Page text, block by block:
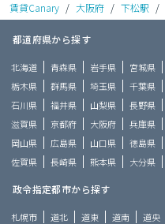
賃貸Canary / 大阪府 / 下松駅 /
都道府県から探す
北海道 青森県 岩手県 宮城県
栃木県
群馬県 埼玉県 千葉県
石川県
福井県 山梨県 長野県
滋賀県
京都府 大阪府 兵庫県
岡山県
広島県 山口県 徳島県
佐賀県
長崎県 熊本県 大分県
政令指定都市から探す
札幌市 道北 道東 道南 道央